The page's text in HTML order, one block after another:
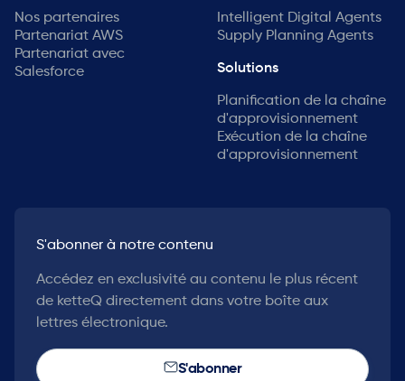
Nos partenaires
Partenariat AWS
Partenariat avec
Salesforce
Intelligent Digital Agents
Supply Planning Agents
Solutions
Planification de la chaîne
d'approvisionnement
Exécution de la chaîne
d'approvisionnement
S'abonner à notre contenu
Accédez en exclusivité au contenu le plus récent
de ketteQ directement dans votre boîte aux
lettres électronique.
S'abonner